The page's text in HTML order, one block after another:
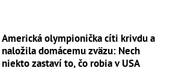
Americká olympionička cíti krivdu a
naložila domácemu zväzu: Nech
niekto zastaví to, čo robia v USA